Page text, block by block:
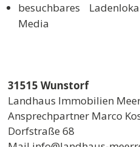
besuchbares
Media
31515 Wunstorf
Landhaus Immobilien
Ansprechpartner Marco
Dorfstraße 68